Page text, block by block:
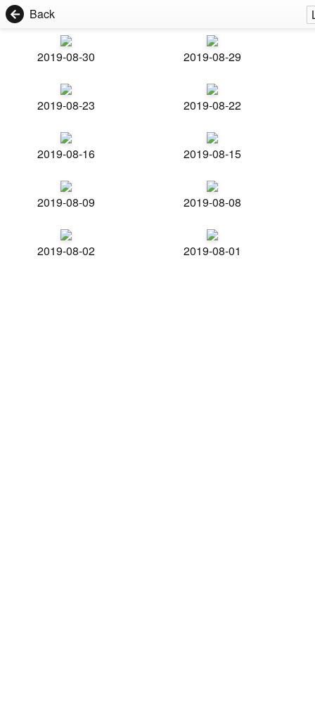
Back
2019-08-30 2019-08-29
2019-08-23 2019-08-22
2019-08-16 2019-08-15
2019-08-09 2019-08-08
2019-08-02 2019-08-01